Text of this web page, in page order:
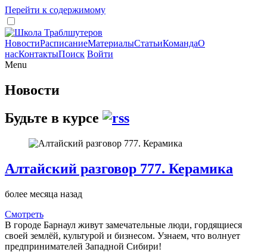
Перейти к содержимому
НовостиРасписаниеМатериалыСтатьиКомандаО
насКонтактыПоиск Войти
Menu
Новости
Будьте в курсе
Алтайский разговор 777. Керамика
более месяца назад
Смотреть
В городе Барнаул живут замечательные люди, гордящиеся
своей землёй, культурой и бизнесом. Узнаем, что волнует
предпринимателей Западной Сибири!